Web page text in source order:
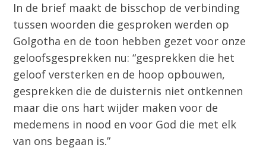
In de brief maakt de bisschop de verbinding
tussen woorden die gesproken werden op
Golgotha en de toon hebben gezet voor onze
geloofsgesprekken nu: “gesprekken die het
geloof versterken en de hoop opbouwen,
gesprekken die de duisternis niet ontkennen
maar die ons hart wijder maken voor de
medemens in nood en voor God die met elk
van ons begaan is.”